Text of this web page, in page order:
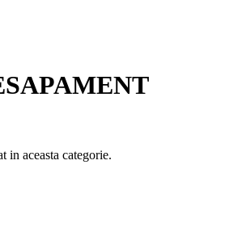
in aceasta categorie.